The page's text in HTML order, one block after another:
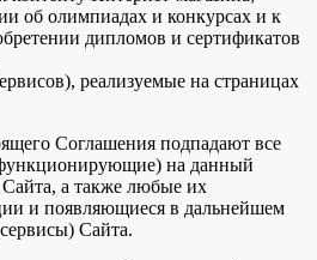
об олимпиадах и конкурсах и к
дипломов и сертификатов
реализуемые на страницах
Соглашения подпадают все
на данный
а также любые их
и появляющиеся в дальнейшем
Сайта.